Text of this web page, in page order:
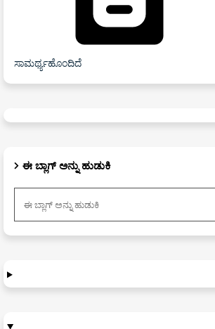
ಸಾಮರ್ಥ್ಯಹೊಂದಿದೆ
ಈ ಬ್ಲಾಗ್ ಅನ್ನು ಹುಡುಕಿ